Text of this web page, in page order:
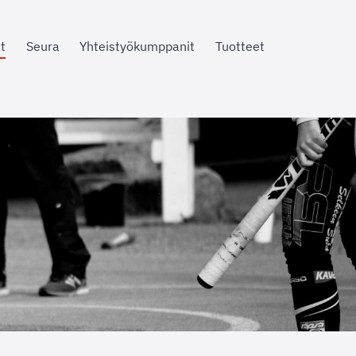
Seura Yhteistyökumppanit Tuotteet